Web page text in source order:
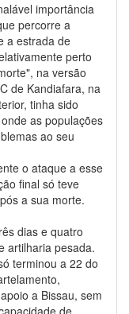
importância
percorre a
a estrada de
perto
na versão
de Kandiafara, na
tinha sido
as populações
ao seu
o ataque a esse
final só teve
a sua morte.
dias e quatro
artilharia pesada.
terminou a 22 do
a Bissau, sem